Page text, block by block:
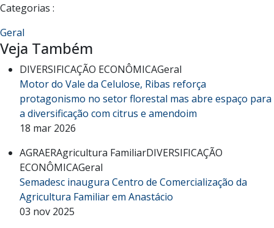
Categorias :
Geral
Veja Também
DIVERSIFICAÇÃO ECONÔMICAGeral
Motor do Vale da Celulose, Ribas reforça
protagonismo no setor florestal mas abre espaço para
a diversificação com citrus e amendoim
18 mar 2026
AGRAERAgricultura FamiliarDIVERSIFICAÇÃO
ECONÔMICAGeral
Semadesc inaugura Centro de Comercialização da
Agricultura Familiar em Anastácio
03 nov 2025